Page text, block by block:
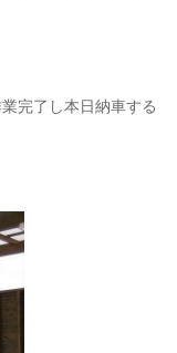
完了し本日納車する